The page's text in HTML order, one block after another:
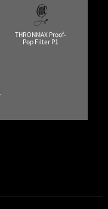
THRONMAX Proof-
Pop Filter P1